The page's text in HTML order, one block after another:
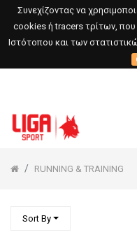
Συνεχίζοντας να
cookies ή tracers τρίτων, που
Ιστότοπου και των
RUNNING & TRAINING
Sort By